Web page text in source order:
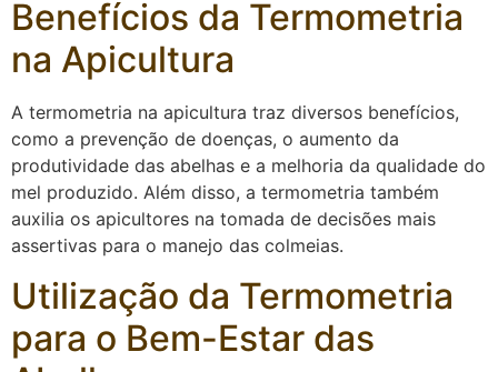
Benefícios da Termometria
na Apicultura
A termometria na apicultura traz diversos benefícios,
como a prevenção de doenças, o aumento da
produtividade das abelhas e a melhoria da qualidade do
mel produzido. Além disso, a termometria também
auxilia os apicultores na tomada de decisões mais
assertivas para o manejo das colmeias.
Utilização da Termometria
para o Bem-Estar das